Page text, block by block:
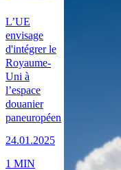
L’UE
envisage
d'intégrer le
Royaume-
Uni à
l’espace
douanier
paneuropéen
24.01.2025
1 MIN